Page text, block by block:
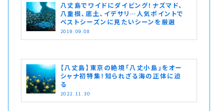
八丈島でワイドにダイビング！ナズマド、
八重根、底土、イデサリ…人気ポイントで
ベストシーズンに見たいシーンを厳選
2019.09.08
【八丈島】東京の絶境「八丈小島」をオー
シャナ初特集！知られざる海の正体に迫
る
2022.11.30